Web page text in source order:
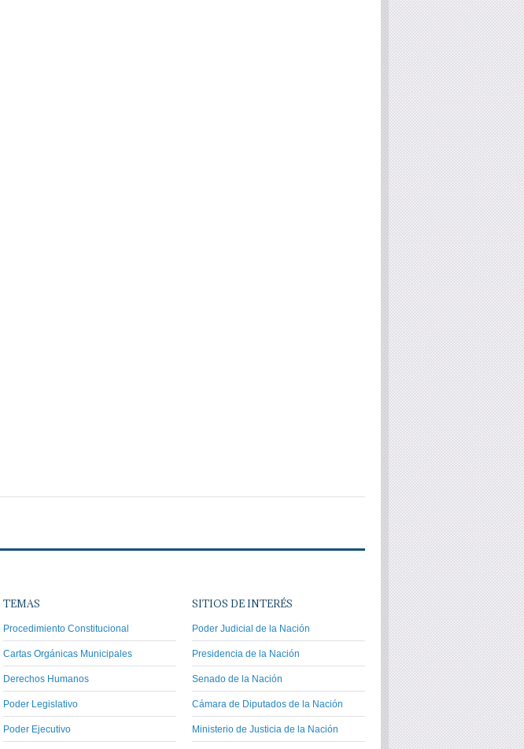
TEMAS
Procedimiento Constitucional
Cartas Orgánicas Municipales
Derechos Humanos
Poder Legislativo
Poder Ejecutivo
SITIOS DE INTERÉS
Poder Judicial de la Nación
Presidencia de la Nación
Senado de la Nación
Cámara de Diputados de la Nación
Ministerio de Justicia de la Nación